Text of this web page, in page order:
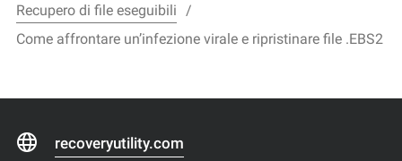
Recupero di file eseguibili
Come affrontare un’infezione virale e ripristinare file .EBS2
recoveryutility.com